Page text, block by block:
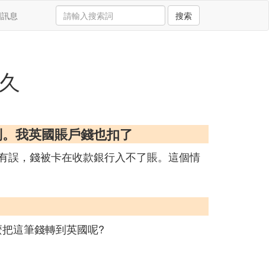
息 搜索
我英國賬戶錢也扣了
誤，錢被卡在收款銀行入不了賬。這個情
這筆錢轉到英國呢?